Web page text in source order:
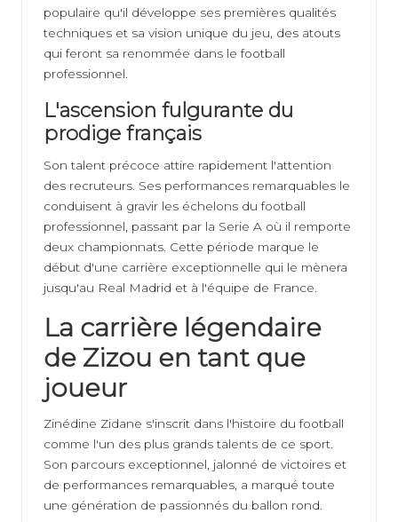
populaire qu'il développe ses premières qualités
techniques et sa vision unique du jeu, des atouts
qui feront sa renommée dans le football
professionnel.
L'ascension fulgurante du
prodige français
Son talent précoce attire rapidement l'attention
des recruteurs. Ses performances remarquables le
conduisent à gravir les échelons du football
professionnel, passant par la Serie A où il remporte
deux championnats. Cette période marque le
début d'une carrière exceptionnelle qui le mènera
jusqu'au Real Madrid et à l'équipe de France.
La carrière légendaire
de Zizou en tant que
joueur
Zinédine Zidane s'inscrit dans l'histoire du football
comme l'un des plus grands talents de ce sport.
Son parcours exceptionnel, jalonné de victoires et
de performances remarquables, a marqué toute
une génération de passionnés du ballon rond.